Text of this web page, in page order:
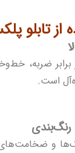
از تابلو
ضربه،
است.
و ضخامت‌های